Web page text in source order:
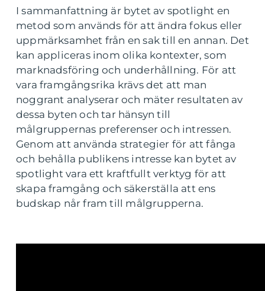
I sammanfattning är bytet av spotlight en
metod som används för att ändra fokus eller
uppmärksamhet från en sak till en annan. Det
kan appliceras inom olika kontexter, som
marknadsföring och underhållning. För att
vara framgångsrika krävs det att man
noggrant analyserar och mäter resultaten av
dessa byten och tar hänsyn till
målgruppernas preferenser och intressen.
Genom att använda strategier för att fånga
och behålla publikens intresse kan bytet av
spotlight vara ett kraftfullt verktyg för att
skapa framgång och säkerställa att ens
budskap når fram till målgrupperna.